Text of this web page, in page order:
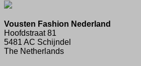
Vousten Fashion Nederland
Hoofdstraat 81
5481 AC Schijndel
The Netherlands